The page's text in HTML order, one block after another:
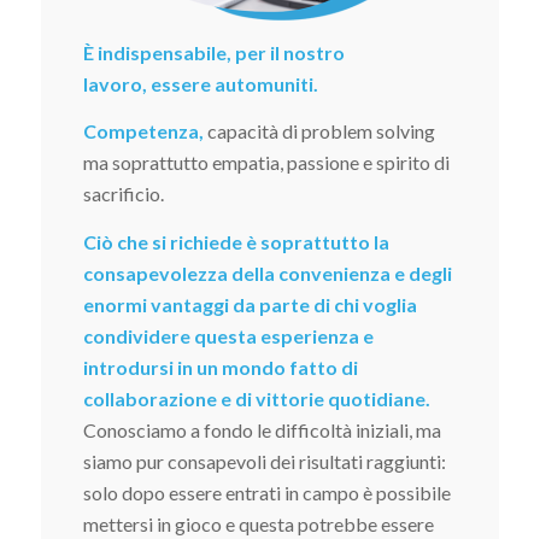
È indispensabile, per il nostro
lavoro, essere automuniti.
Competenza, capacità di problem solving
ma soprattutto empatia, passione e spirito di
sacrificio.
Ciò che si richiede è soprattutto la
consapevolezza della convenienza e degli
enormi vantaggi da parte di chi voglia
condividere questa esperienza e
introdursi in un mondo fatto di
collaborazione e di vittorie quotidiane.
Conosciamo a fondo le difficoltà iniziali, ma
siamo pur consapevoli dei risultati raggiunti:
solo dopo essere entrati in campo è possibile
mettersi in gioco e questa potrebbe essere